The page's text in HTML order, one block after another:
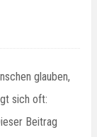
glauben,
sich oft:
Beitrag